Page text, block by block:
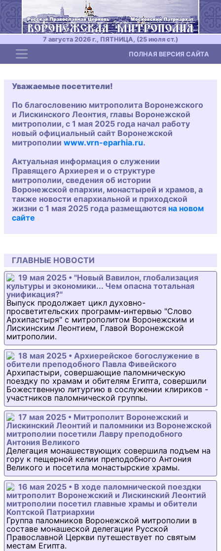
7 августа 2026 г., ПЯТНИЦА, (25 июля ст.)
Toggle navigation ПОЛНАЯ ВЕРСИЯ САЙТА
Уважаемые посетители!
По благословению митрополита Воронежского
и Лискинского Леонтия, главы Воронежской
митрополии, с 1 мая 2025 года начал работу
новый официальный сайт Воронежской
митрополии www.vrn-eparhia.ru.
Актуальная информация о служении
Правящего Архиерея и о структуре
митрополии, сведения об истории
Воронежской епархии, монастырей и храмов, а
также новости епархиальной и приходской
жизни с 1 мая 2025 года размещаются на новом
сайте
ГЛАВНЫЕ НОВОСТИ
19 мая 2025 • "Новый Вавилон, глобализация
культуры и экономики... Чем опасна тотальная
унификация?"
Выпуск продолжает цикл духовно-
просветительских программ-интервью "Слово
Архипастыря" с митрополитом Воронежским и
Лискинским Леонтием, Главой Воронежской
митрополии.
18 мая 2025 • Архиерейское богослужение в
обители преподобного Павла Фивейского
Архипастыри, совершающие паломническую
поездку по храмам и обителям Египта, совершили
Божественную литургию в сослужении клириков -
участников паломнической группы.
17 мая 2025 • Митрополит Воронежский и
Лискинский Леонтий и паломники из Воронежской
митрополии посетили Лавру преподобного
Антония Великого
Делегация монашествующих совершила подъем на
гору к пещерной келии преподобного Антония
Великого и посетила монастырские храмы.
16 мая 2025 • В ходе паломнической поездки
митрополит Воронежский и Лискинский Леонтий
митрополии посетил главные храмы и обители
Коптской Патриархии
Группа паломников Воронежской митрополии в
составе монашеской делегации Русской
Православной Церкви путешествует по святым
местам Египта.